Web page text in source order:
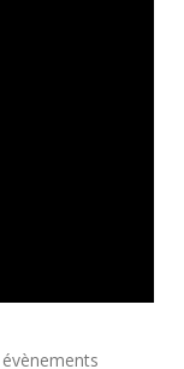
évènements